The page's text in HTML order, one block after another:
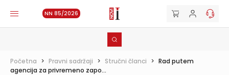
NN 85/2026
Početna > Pravni sadržaji > Stručni članci > Rad putem
agencija za privremeno zapo...